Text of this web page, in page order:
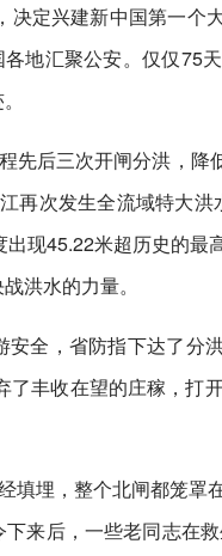
决定兴建新中国第一
地汇聚公安。仅仅75
先后三次开闸分洪，降
再次发生全流域特大
现45.22米超历史的最
洪水的力量。
全，省防指下达了分
丰收在望的庄稼，打
填埋，整个北闸都笼罩
来后，一些老同志在